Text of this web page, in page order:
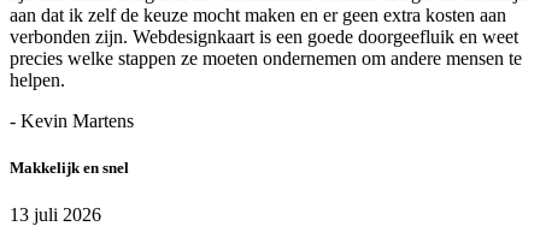
aan dat ik zelf de keuze mocht maken en er geen extra kosten aan
verbonden zijn. Webdesignkaart is een goede doorgeefluik en weet
precies welke stappen ze moeten ondernemen om andere mensen te
helpen.
- Kevin Martens
Makkelijk en snel
13 juli 2026